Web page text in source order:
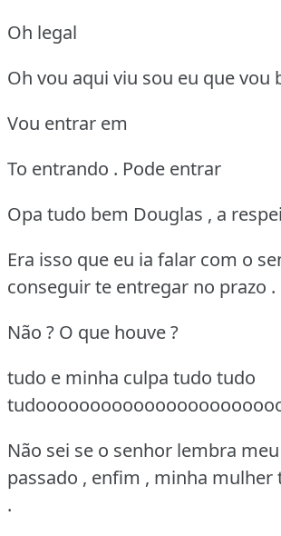
Oh legal
Oh vou aqui viu sou eu que vou
Vou entrar em
To entrando . Pode entrar
Opa tudo bem Douglas , a
Era isso que eu ia falar com o
conseguir te entregar no prazo .
Não ? O que houve ?
tudo e minha culpa tudo tudo
Não sei se o senhor lembra
passado , enfim , minha
.